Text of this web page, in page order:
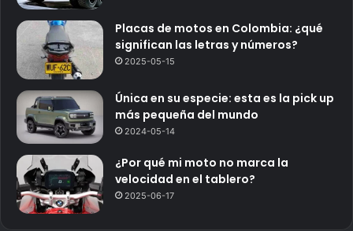
Placas de motos en Colombia: ¿qué
significan las letras y números?
2025-05-15
Única en su especie: esta es la pick up
más pequeña del mundo
2024-05-14
¿Por qué mi moto no marca la
velocidad en el tablero?
2025-06-17